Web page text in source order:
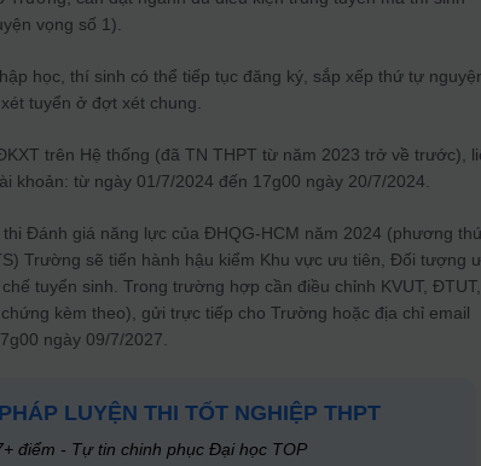
vọng số 1).
học, thí sinh có thể tiếp tục đăng ký, sắp xếp thứ tự
tuyển ở đợt xét chung.
trên Hệ thống (đã TN THPT từ năm 2023 trở về trước),
khoản: từ ngày 01/7/2024 đến 17g00 ngày 20/7/2024.
Đánh giá năng lực của ĐHQG-HCM năm 2024 (phương
Trường sẽ tiến hành hậu kiểm Khu vực ưu tiên, Đối tượng
tuyển sinh. Trong trường hợp cần điều chỉnh KVUT,
kèm theo), gửi trực tiếp cho Trường hoặc địa chỉ email
ngày 09/7/2027.
LUYỆN THI TỐT NGHIỆP THPT
điểm - Tự tin chinh phục Đại học TOP